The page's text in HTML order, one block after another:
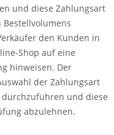
und diese Zahlungsart
den Kunden in
Shop auf eine
hinweisen. Der
der Zahlungsart
und diese
abzulehnen.